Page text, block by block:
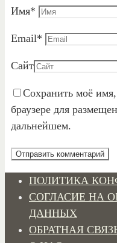
Имя*
Email*
Сайт
Сохранить моё
браузере для
дальнейшем.
ПОЛИТИКА
СОГЛАСИЕ НА
ДАННЫХ
ОБРАТНАЯ